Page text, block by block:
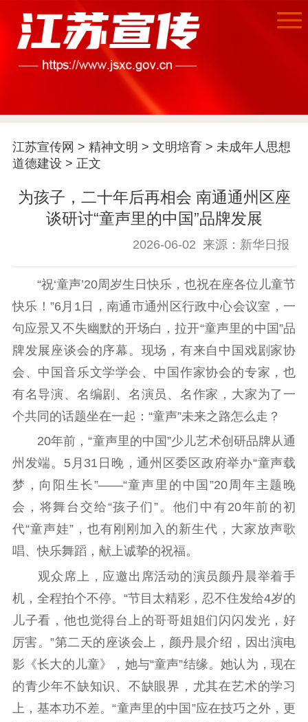
首页
江苏要闻
公示公告
信息公开年度报
工作动态
理论武装
理论学习 宣传宣讲 研究阐释
哲学社科
社科强省 工作通知
成果集萃
江苏文脉
资料下载
新闻宣传
主题宣传 对外宣传
记者之家
品牌栏目
文化文艺
文化交流
体制改革
文化产业
紫金文化艺术节
品牌活动 紫艺舞台
精神文明
江苏宣传网 > 精神文明 > 文明培育> 未成年人思想
道德建设 > 正文
为孩子，二十年后再相会 南通通州区座
谈研讨“童声里的中国”品牌发展
2026-06-02 来源：新华日报
“祝‘童声’20周岁生日快乐，也祝在座各位儿童节
快乐！”6月1日，南通市通州区行政中心会议室，一
句应景又不失幽默的开场白，拉开“童声里的中国”品
牌发展座谈会的序幕。现场，有来自中国戏剧家协
会、中国音乐文学学会、中国作家协会的专家，也
有名导演、名编剧、名演员、名作家，大家为了一
个共同的话题坐在一起：“童声”未来之路怎么走？
20年前，“童声里的中国”少儿艺术创研品牌从通
州发端。5月31日晚，通州区委区政府举办“童声载
梦，向阳生长”——“童声里的中国”20周年主题晚
会，将舞台交给“孩子们”。他们中有20年前的初
代“童声娃”，也有刚刚加入的新生代，大家放声歌
唱、快乐舞蹈，献上诚挚的祝福。
观众席上，应邀出席活动的演员颜丹晨举着手
机，全程拍个不停。“节目太精彩，忍不住发给4岁的
儿子看，他也觉得台上的哥哥姐姐们闪闪发光，好
厉害。”第二天的座谈会上，颜丹晨介绍，因出演电
影《长大的儿童》，她与“童声”结缘。她认为，现在
的青少年不缺知识、不缺眼界，尤其在艺术的学习
上，基本功不差。“童声里的中国”应在技巧之外，更